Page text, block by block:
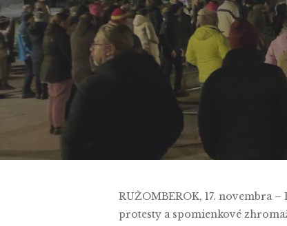
RUŽOMBEROK, 17. novembra
protesty a spomienkové